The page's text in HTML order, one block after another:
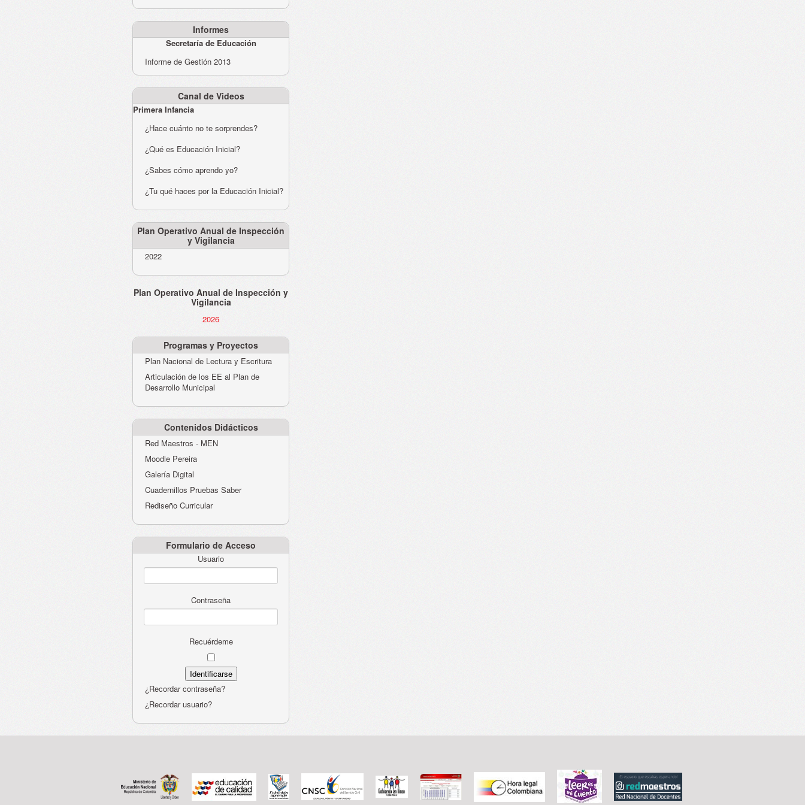
Informes
Secretaría de Educación
Informe de Gestión 2013
Canal de Videos
Primera Infancia
¿Hace cuánto no te sorprendes?
¿Qué es Educación Inicial?
¿Sabes cómo aprendo yo?
¿Tu qué haces por la Educación Inicial?
Plan Operativo Anual de Inspección
y Vigilancia
2022
Plan Operativo Anual de Inspección y
Vigilancia
2026
Programas y Proyectos
Plan Nacional de Lectura y Escritura
Articulación de los EE al Plan de
Desarrollo Municipal
Contenidos Didácticos
Red Maestros - MEN
Moodle Pereira
Galería Digital
Cuadernillos Pruebas Saber
Rediseño Curricular
Formulario de Acceso
Usuario
Contraseña
Recuérdeme
¿Recordar contraseña?
¿Recordar usuario?